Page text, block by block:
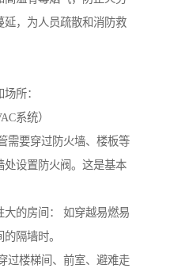
，为人员疏散和消防救
所：
系统）
要穿过防火墙、楼板等
处设置防火阀。这是基本
的房间： 如穿越易燃易
隔墙时。
楼梯间、前室、避难走